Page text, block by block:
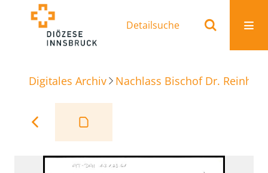
Detailsuche
Digitales Archiv Nachlass Bischof Dr.